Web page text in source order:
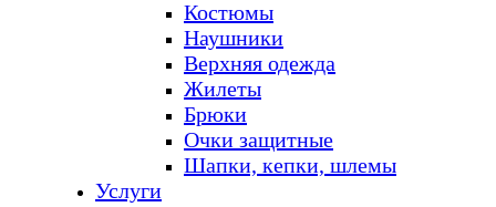
Костюмы
Наушники
Верхняя одежда
Жилеты
Брюки
Очки защитные
Шапки, кепки, шлемы
Услуги